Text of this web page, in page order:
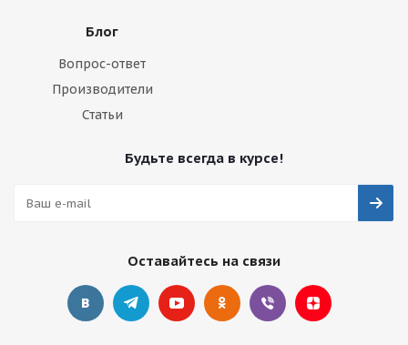
Блог
Вопрос-ответ
Производители
Статьи
Будьте всегда в курсе!
Оставайтесь на связи